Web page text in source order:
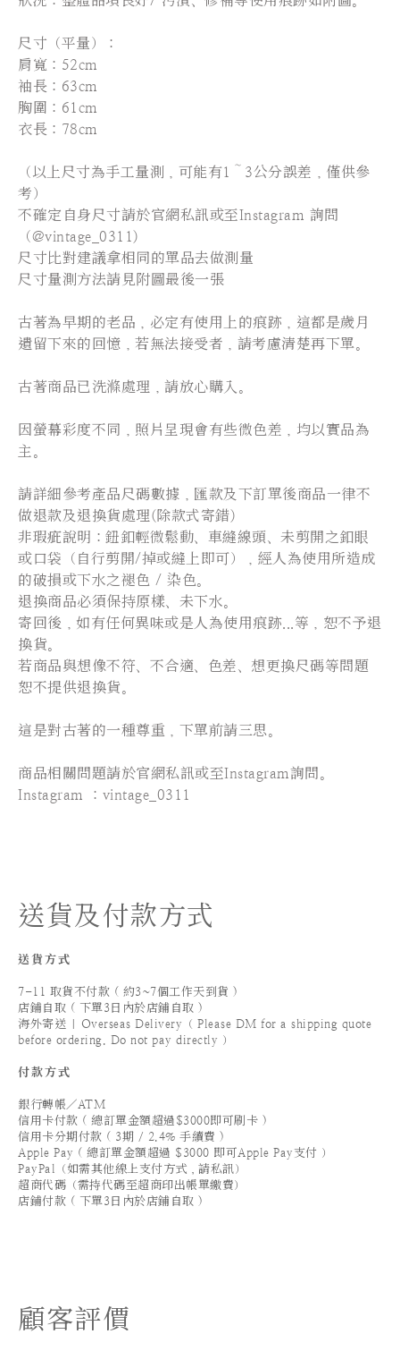
尺寸（平量）：
肩寬：52cm
袖長：63cm
胸圍：61cm
衣長：78cm
（以上尺寸為手工量測，可能有1～3公分誤差，僅供參
考）
不確定自身尺寸請於官網私訊或至Instagram 詢問
（@vintage_0311)
尺寸比對建議拿相同的單品去做測量
尺寸量測方法請見附圖最後一張
古著為早期的老品，必定有使用上的痕跡，這都是歲月
遺留下來的回憶，若無法接受者，請考慮清楚再下單。
古著商品已洗滌處理，請放心購入。
因螢幕彩度不同，照片呈現會有些微色差，均以實品為
主。
請詳細參考產品尺碼數據，匯款及下訂單後商品一律不
做退款及退換貨處理(除款式寄錯)
非瑕疵說明：鈕釦輕微鬆動、車縫線頭、未剪開之釦眼
或口袋（自行剪開/掉或縫上即可），經人為使用所造成
的破損或下水之褪色 / 染色。
退換商品必須保持原樣、未下水。
寄回後，如有任何異味或是人為使用痕跡...等，恕不予退
換貨。
若商品與想像不符、不合適、色差、想更換尺碼等問題
恕不提供退換貨。
這是對古著的一種尊重，下單前請三思。
商品相關問題請於官網私訊或至Instagram詢問。
Instagram ：vintage_0311
送貨及付款方式
送貨方式
7-11 取貨不付款 ( 約3~7個工作天到貨 )
店鋪自取 ( 下單3日內於店鋪自取 )
海外寄送 | Overseas Delivery（ Please DM for a shipping quote
before ordering. Do not pay directly ）
付款方式
銀行轉帳／ATM
信用卡付款 ( 總訂單金額超過$3000即可刷卡 )
信用卡分期付款 ( 3期 / 2.4% 手續費 )
Apple Pay ( 總訂單金額超過 $3000 即可Apple Pay支付 ）
PayPal（如需其他線上支付方式，請私訊）
超商代碼（需持代碼至超商印出帳單繳費）
店鋪付款 ( 下單3日內於店鋪自取 )
顧客評價